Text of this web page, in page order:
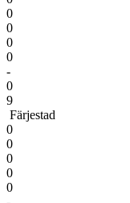
0
0
0
0
-
0
9
Färjestad
0
0
0
0
0